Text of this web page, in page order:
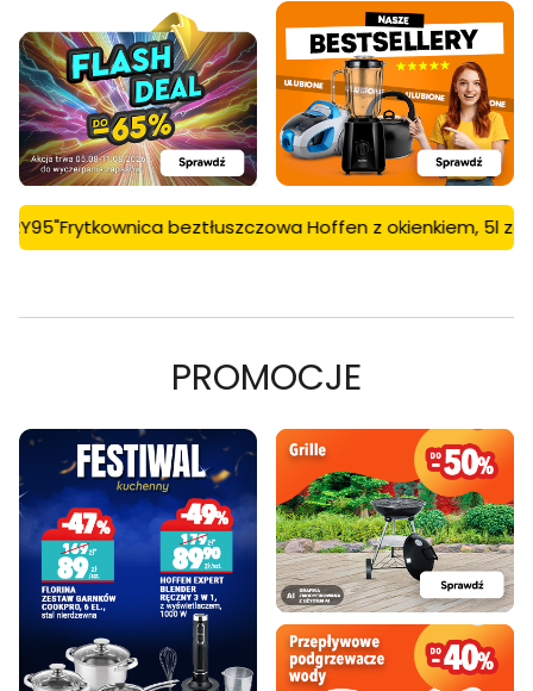
beztłuszczowa Hoffen z okienkiem, 5l za 95 zł tylko dla
PROMOCJE